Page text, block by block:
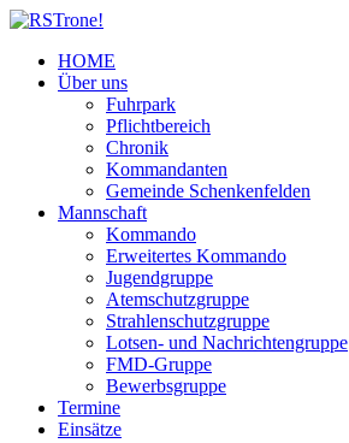
HOME
Über uns
Fuhrpark
Pflichtbereich
Chronik
Kommandanten
Gemeinde Schenkenfelden
Mannschaft
Kommando
Erweitertes Kommando
Jugendgruppe
Atemschutzgruppe
Strahlenschutzgruppe
Lotsen- und Nachrichtengruppe
FMD-Gruppe
Bewerbsgruppe
Termine
Einsätze